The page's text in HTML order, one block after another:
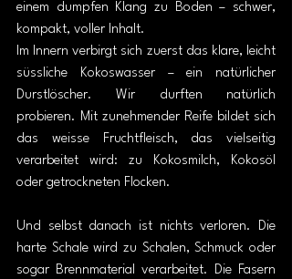
einem dumpfen Klang zu Boden – schwer,
kompakt, voller Inhalt.
Im Innern verbirgt sich zuerst das klare, leicht
süssliche Kokoswasser – ein natürlicher
Durstlöscher. Wir durften natürlich
probieren. Mit zunehmender Reife bildet sich
das weisse Fruchtfleisch, das vielseitig
verarbeitet wird: zu Kokosmilch, Kokosöl
oder getrockneten Flocken.
Und selbst danach ist nichts verloren. Die
harte Schale wird zu Schalen, Schmuck oder
sogar Brennmaterial verarbeitet. Die Fasern